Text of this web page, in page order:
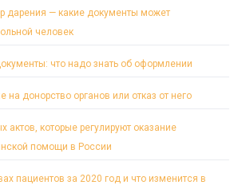
дарения — какие документы может
человек
что надо знать об оформлении
на донорство органов или отказ от него
актов, которые регулируют оказание
помощи в России
пациентов за 2020 год и что изменится в